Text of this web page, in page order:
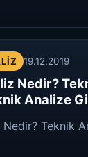
19.12.2019
Nedir?
Analize
Teknik